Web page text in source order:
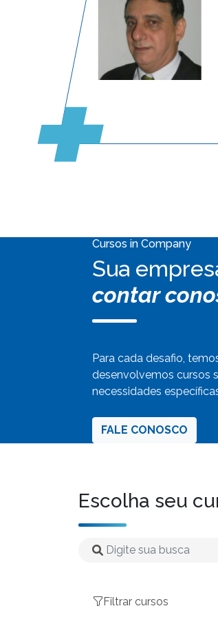
Cursos in Company
Sua
contar
Para cada desafio,
desenvolvemos cursos
necessidades
FALE CONOSCO
Escolha seu
Filtrar cursos